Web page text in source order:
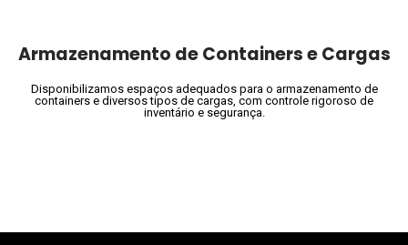
Armazenamento de Containers e Cargas
Disponibilizamos espaços adequados para o armazenamento de
containers e diversos tipos de cargas, com controle rigoroso de
inventário e segurança.